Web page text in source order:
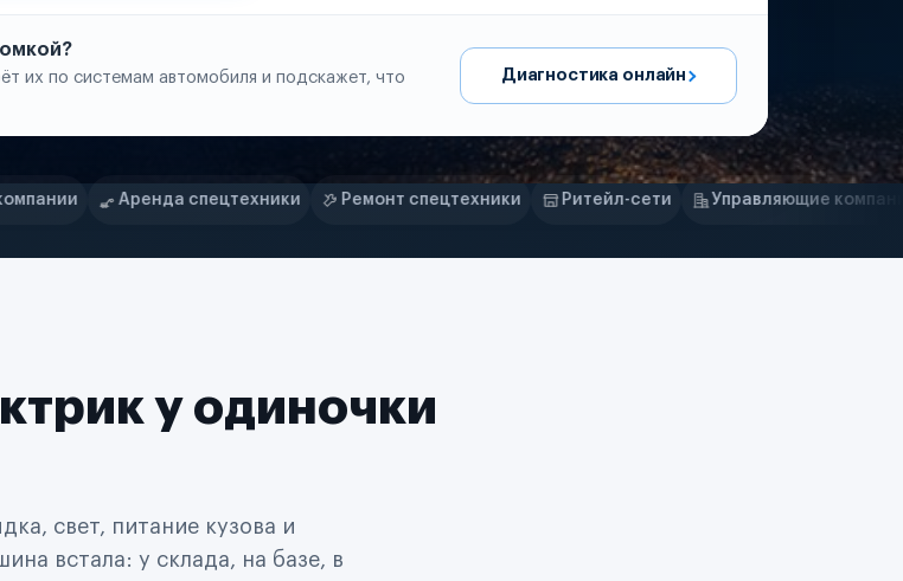
их по системам автомобиля и подскажет, что
Диагностика онлайн
спецтехники Ремонт спецтехники Ритейл-сети Управляющие компании Страховые
у одиночки
свет, питание кузова и
встала: у склада, на базе, в